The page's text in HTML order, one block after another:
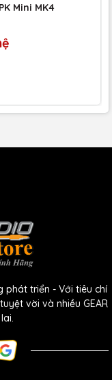
nhọn tiện lợi.
và Ableton Live
ảo.
Mini MK4
phát triển - Với tiêu chí
vời và nhiều GEAR